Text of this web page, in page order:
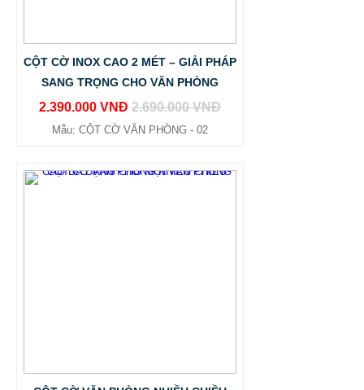
CỘT CỜ INOX CAO 2 MÉT – GIẢI PHÁP
SANG TRỌNG CHO VĂN PHÒNG
2.390.000 VNĐ 2.690.000 VNĐ
Mẫu: CỘT CỜ VĂN PHÒNG - 02